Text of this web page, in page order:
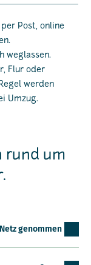
Post, online
weglassen.
Flur oder
werden
Umzug.
rund um
genommen